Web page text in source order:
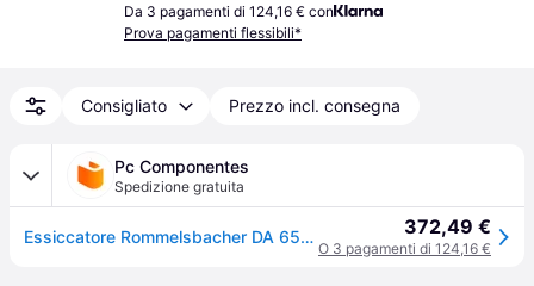
Da 3 pagamenti di 124,16 € con
Prova pagamenti flessibili*
Consigliato Prezzo incl. consegna
Pc Componentes
Spedizione gratuita
Essiccatore Rommelsbacher DA 650 600W 7 vassoi acciaio inox nero 372,49 €
O 3 pagamenti di 124,16 €